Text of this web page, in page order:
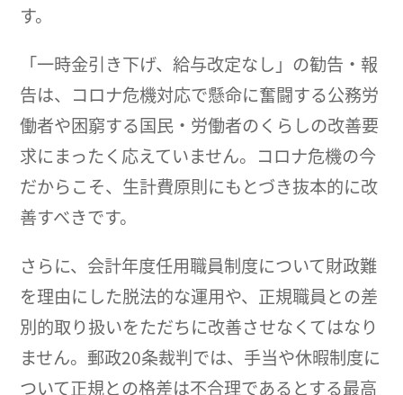
す。
「一時金引き下げ、給与改定なし」の勧告・報
告は、コロナ危機対応で懸命に奮闘する公務労
働者や困窮する国民・労働者のくらしの改善要
求にまったく応えていません。コロナ危機の今
だからこそ、生計費原則にもとづき抜本的に改
善すべきです。
さらに、会計年度任用職員制度について財政難
を理由にした脱法的な運用や、正規職員との差
別的取り扱いをただちに改善させなくてはなり
ません。郵政20条裁判では、手当や休暇制度に
ついて正規との格差は不合理であるとする最高